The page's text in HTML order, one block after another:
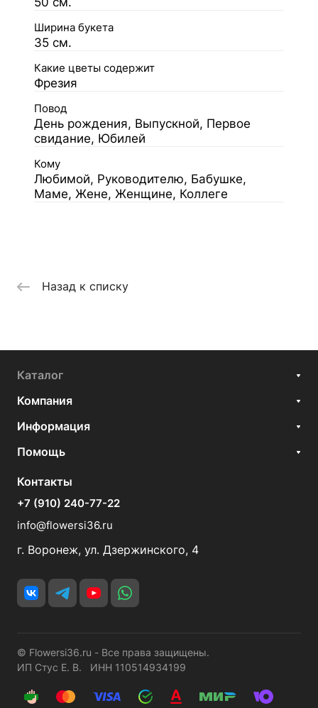
Ширина букета
35 см.
Какие цветы содержит
Фрезия
Повод
День рождения, Выпускной, Первое
свидание, Юбилей
Кому
Любимой, Руководителю, Бабушке,
Маме, Жене, Женщине, Коллеге
Назад к списку
Каталог
Компания
Информация
Помощь
Контакты
+7 (910) 240-77-22
info@flowersi36.ru
г. Воронеж, ул. Дзержинского, 4
© Flowersi36.ru - Все права защищены.
ИП Стус Е. В. ИНН 110514934199